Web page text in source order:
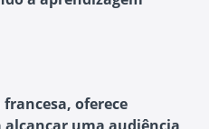
oferece